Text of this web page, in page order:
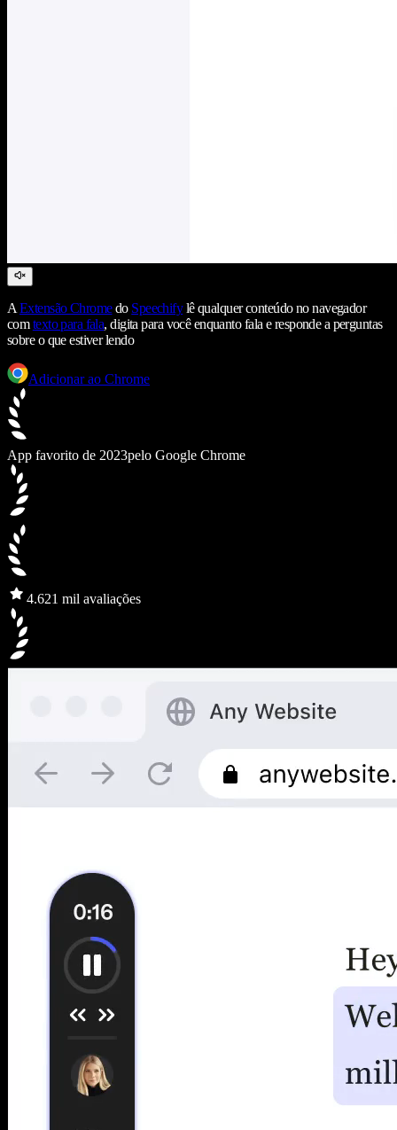
A Extensão Chromedo Speechifylê qualquer conteúdo no navegador
comtexto para fala, digita para você enquanto fala e responde a perguntas
sobre o que estiver lendo
Adicionar ao Chrome
App favorito de 2023pelo Google Chrome
4.621 mil avaliações